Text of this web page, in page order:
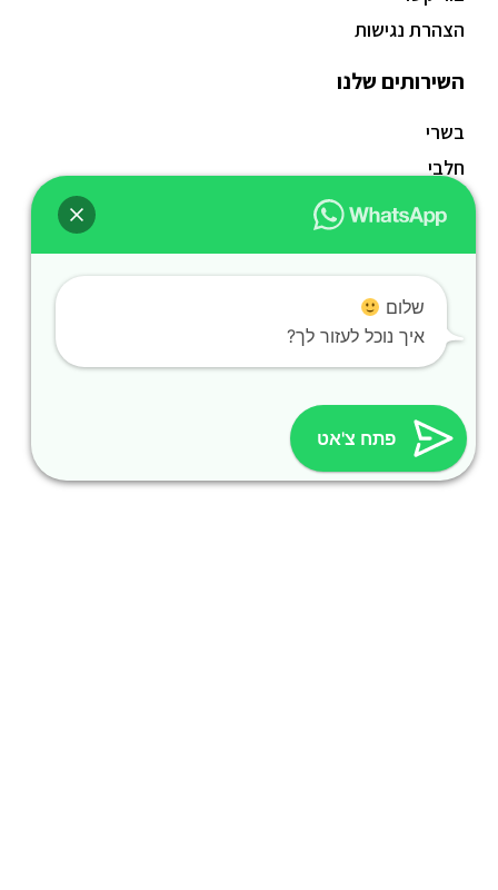
הצהרת נגישות
השירותים שלנו
בשרי
חלבי
ללא גלוטן
נשנושים
דוכני חורף – שתייה חמה לאירועים
דוכני קיץ – שתייה קרה לאירועים
פתח צ'אט
שלום
איך נוכל לעזור לך?